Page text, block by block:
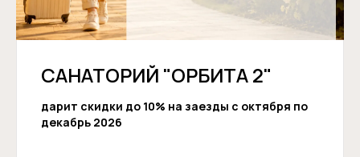
САНАТОРИЙ "ОРБИТА 2"
дарит скидки до 10% на заезды с октября по
декабрь 2026